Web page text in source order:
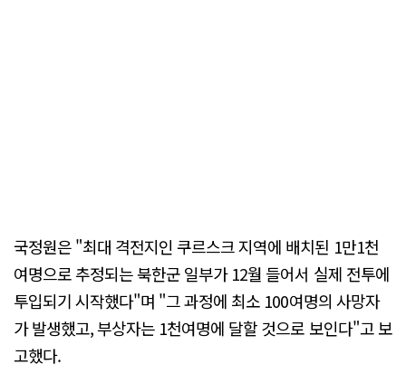
국정원은 "최대 격전지인 쿠르스크 지역에 배치된 1만1천
여명으로 추정되는 북한군 일부가 12월 들어서 실제 전투에
투입되기 시작했다"며 "그 과정에 최소 100여명의 사망자
가 발생했고, 부상자는 1천여명에 달할 것으로 보인다"고 보
고했다.